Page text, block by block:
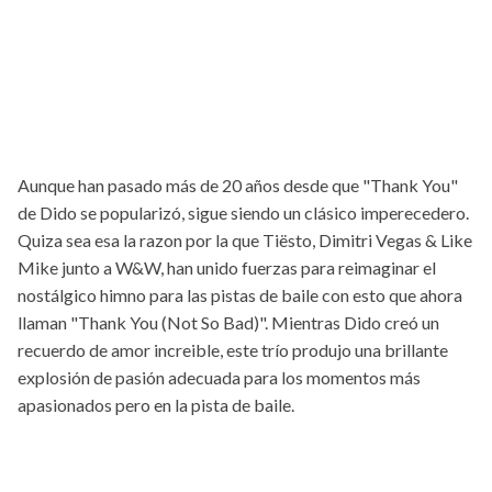
Aunque han pasado más de 20 años desde que "Thank You"
de Dido se popularizó, sigue siendo un clásico imperecedero.
Quiza sea esa la razon por la que Tiësto, Dimitri Vegas & Like
Mike junto a W&W, han unido fuerzas para reimaginar el
nostálgico himno para las pistas de baile con esto que ahora
llaman "Thank You (Not So Bad)". Mientras Dido creó un
recuerdo de amor increible, este trío produjo una brillante
explosión de pasión adecuada para los momentos más
apasionados pero en la pista de baile.